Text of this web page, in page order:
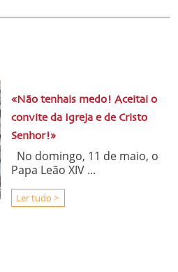
«Não tenhais medo! Aceitai o
convite da Igreja e de Cristo
Senhor!»
No domingo, 11 de maio, o
Papa Leão XIV ...
Ler tudo >